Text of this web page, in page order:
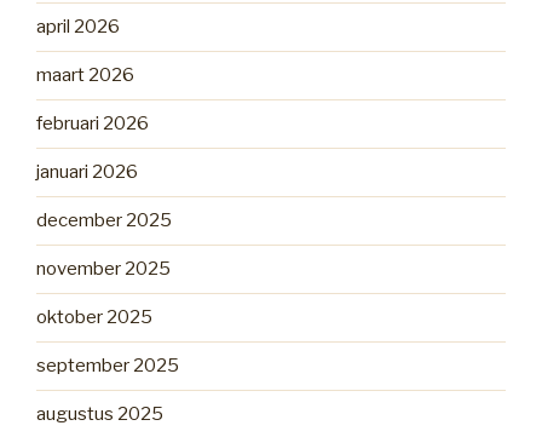
april 2026
maart 2026
februari 2026
januari 2026
december 2025
november 2025
oktober 2025
september 2025
augustus 2025